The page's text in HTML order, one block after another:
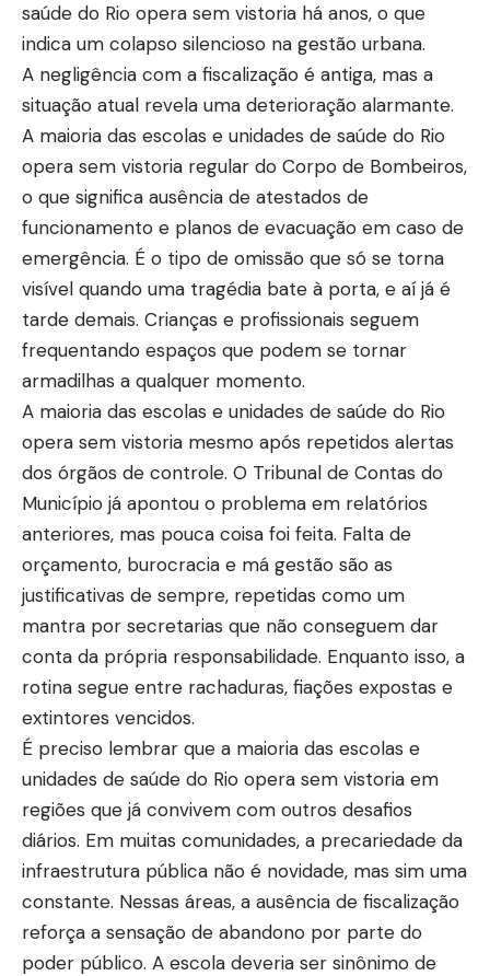
saúde do Rio opera sem vistoria há anos, o que
indica um colapso silencioso na gestão urbana.
A negligência com a fiscalização é antiga, mas a
situação atual revela uma deterioração alarmante.
A maioria das escolas e unidades de saúde do Rio
opera sem vistoria regular do Corpo de Bombeiros,
o que significa ausência de atestados de
funcionamento e planos de evacuação em caso de
emergência. É o tipo de omissão que só se torna
visível quando uma tragédia bate à porta, e aí já é
tarde demais. Crianças e profissionais seguem
frequentando espaços que podem se tornar
armadilhas a qualquer momento.
A maioria das escolas e unidades de saúde do Rio
opera sem vistoria mesmo após repetidos alertas
dos órgãos de controle. O Tribunal de Contas do
Município já apontou o problema em relatórios
anteriores, mas pouca coisa foi feita. Falta de
orçamento, burocracia e má gestão são as
justificativas de sempre, repetidas como um
mantra por secretarias que não conseguem dar
conta da própria responsabilidade. Enquanto isso, a
rotina segue entre rachaduras, fiações expostas e
extintores vencidos.
É preciso lembrar que a maioria das escolas e
unidades de saúde do Rio opera sem vistoria em
regiões que já convivem com outros desafios
diários. Em muitas comunidades, a precariedade da
infraestrutura pública não é novidade, mas sim uma
constante. Nessas áreas, a ausência de fiscalização
reforça a sensação de abandono por parte do
poder público. A escola deveria ser sinônimo de